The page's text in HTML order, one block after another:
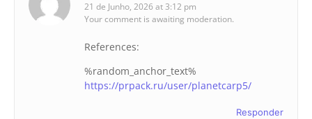
21 de Junho, 2026 at 3:12 pm
Your comment is awaiting moderation.
References:
%random_anchor_text%
https://prpack.ru/user/planetcarp5/
Responder